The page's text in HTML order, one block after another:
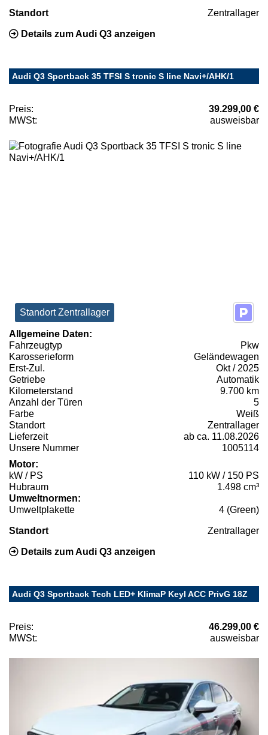
Standort Zentrallager
Details zum Audi Q3 anzeigen
Audi Q3 Sportback 35 TFSI S tronic S line Navi+/AHK/1
Preis:
39.299,00 €
MWSt:
ausweisbar
Standort Zentrallager
Allgemeine Daten:
Fahrzeugtyp
Pkw
Karosserieform
Geländewagen
Erst-Zul.
Okt / 2025
Getriebe
Automatik
Kilometerstand
9.700 km
Anzahl der Türen
5
Farbe
Weiß
Standort
Zentrallager
Lieferzeit
ab ca. 11.08.2026
Unsere Nummer
1005114
Motor:
kW / PS
110 kW / 150 PS
Hubraum
1.498 cm³
Umweltnormen:
Umweltplakette
4 (Green)
Standort Zentrallager
Details zum Audi Q3 anzeigen
Audi Q3 Sportback Tech LED+ KlimaP Keyl ACC PrivG 18Z
Preis:
46.299,00 €
MWSt:
ausweisbar